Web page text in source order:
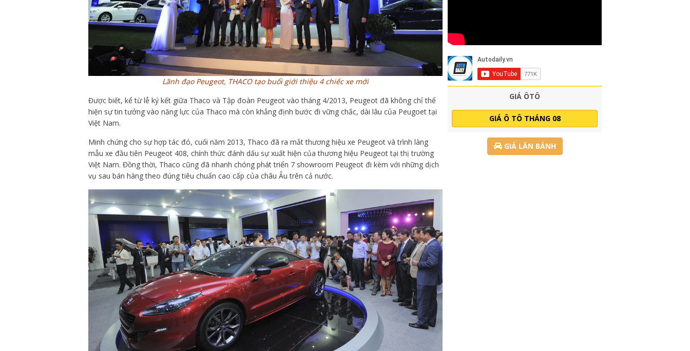
Lãnh đạo Peugeot, THACO tạo buổi giới thiệu 4 chiếc xe mới
Được biết, kể từ lễ ký kết giữa Thaco và Tập đoàn Peugeot vào tháng 4/2013, Peugeot đã không chỉ thể
hiện sự tin tưởng vào năng lực của Thaco mà còn khẳng định bước đi vững chắc, dài lâu của Peugoet tại
Việt Nam.
Minh chứng cho sự hợp tác đó, cuối năm 2013, Thaco đã ra mắt thương hiệu xe Peugeot và trình làng
mẫu xe đầu tiên Peugeot 408, chính thức đánh dấu sự xuất hiện của thương hiệu Peugeot tại thị trường
Việt Nam. Đồng thời, Thaco cũng đã nhanh chóng phát triển 7 showroom Peugeot đi kèm với những dịch
vụ sau bán hàng theo đúng tiêu chuẩn cao cấp của châu Âu trên cả nước.
GIÁ ÔTÔ
GIÁ Ô TÔ THÁNG 08
GIÁ LĂN BÁNH